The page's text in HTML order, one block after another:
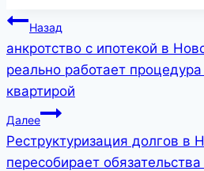
Навигация
по
записям
Назад
анкротство с ипотекой в
реально работает
квартирой
Далее
Реструктуризация долгов в
пересобирает